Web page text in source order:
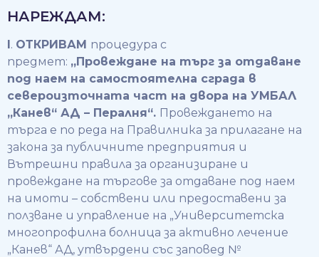
НАРЕЖДАМ:
І. ОТКРИВАМ процедура с
предмет: „Провеждане на търг за отдаване
под наем на самостоятелна сграда в
североизточната част на двора на УМБАЛ
„Канев“ АД – Пералня“. Провеждането на
търгa е по реда на Правилника за прилагане на
закона за публичните предприятия и
Вътрешни правила за организиране и
провеждане на търгове за отдаване под наем
на имоти – собствени или предоставени за
ползване и управление на „Университетска
многопрофилна болница за активно лечение
„Канев“ АД, утвърдени със заповед №